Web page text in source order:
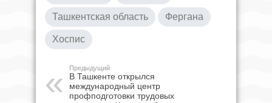
Ташкентская область Фергана
Хоспис
Предыдущий
В Ташкенте открылся
международный центр
профподготовки трудовых